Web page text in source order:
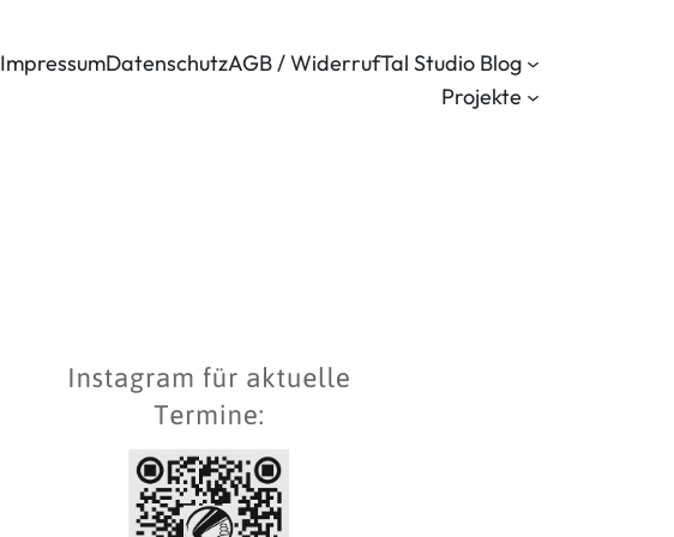
ImpressumDatenschutzAGB / WiderrufTal Studio Blog
Projekte